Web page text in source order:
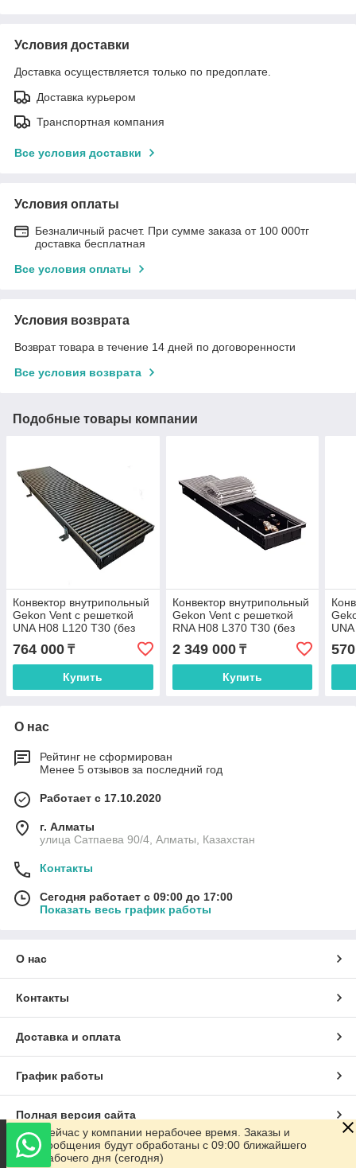
Условия доставки
Доставка осуществляется только по предоплате.
Доставка курьером
Транспортная компания
Все условия доставки
Условия оплаты
Безналичный расчет. При сумме заказа от 100 000тг
доставка бесплатная
Все условия оплаты
Условия возврата
Возврат товара в течение 14 дней по договоренности
Все условия возврата
Подобные товары компании
Конвектор внутрипольный
Gekon Vent с решеткой
UNA H08 L120 T30 (без
764 000 ₸
Купить
Конвектор внутрипольный
Gekon Vent с решеткой
RNA H08 L370 T30 (без
2 349 000₸
Купить
О нас
Рейтинг не сформирован
Менее 5 отзывов за последний год
Работает с 17.10.2020
г. Алматы
улица Сатпаева 90/4, Алматы, Казахстан
Контакты
Сегодня работает с 09:00 до 17:00
Показать весь график работы
О нас
Контакты
Доставка и оплата
График работы
Полная версия сайта
Сайт создан на маркетплейсе
Сейчас у компании нерабочее время. Заказы и
сообщения будут обработаны с 09:00 ближайшего
рабочего дня (сегодня)